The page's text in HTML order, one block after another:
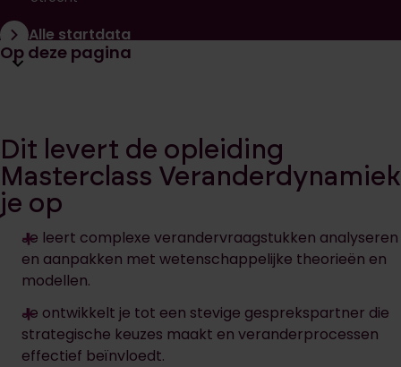
Alle startdata
Open huidige pagina navigatie
Op deze pagina
Dit levert de opleiding
Masterclass Veranderdynamiek
je op
Je leert complexe verandervraagstukken analyseren
en aanpakken met wetenschappelijke theorieën en
modellen.
Je ontwikkelt je tot een stevige gesprekspartner die
strategische keuzes maakt en veranderprocessen
effectief beïnvloedt.